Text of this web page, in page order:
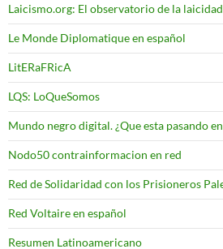
Laicismo.org: El observatorio de la laicidad
Le Monde Diplomatique en español
LitERaFRicA
LQS: LoQueSomos
Mundo negro digital. ¿Que esta pasando en
Nodo50 contrainformacion en red
Red de Solidaridad con los Prisioneros
Red Voltaire en español
Resumen Latinoamericano